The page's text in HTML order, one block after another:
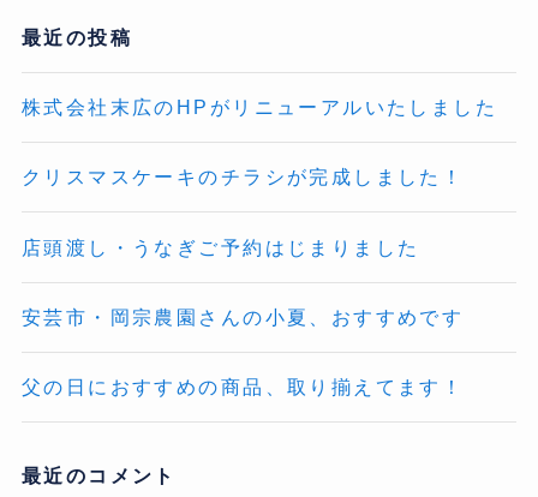
最近の投稿
株式会社末広のHPがリニューアルいたしました
クリスマスケーキのチラシが完成しました！
店頭渡し・うなぎご予約はじまりました
安芸市・岡宗農園さんの小夏、おすすめです
父の日におすすめの商品、取り揃えてます！
最近のコメント